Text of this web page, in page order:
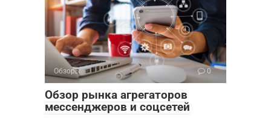
Обзоры 0
Обзор рынка агрегаторов
мессенджеров и соцсетей